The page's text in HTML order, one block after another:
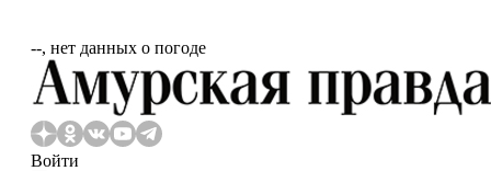
‐‐, нет данных о погоде
Войти